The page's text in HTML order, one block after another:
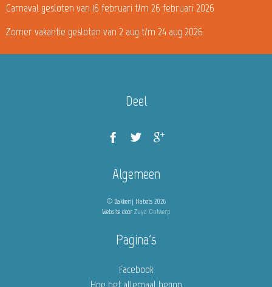
Carnaval gesloten van 16 februari t/m 26 februari 2026
Zomer vakantie gesloten van 2 aug t/m 24 aug 2026
Deel
Algemeen
© Bakkerij Habets 2026
Website door Zuyd Ontwerp
Pagina's
Facebook